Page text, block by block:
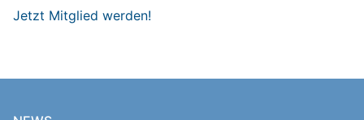
Jetzt Mitglied werden!